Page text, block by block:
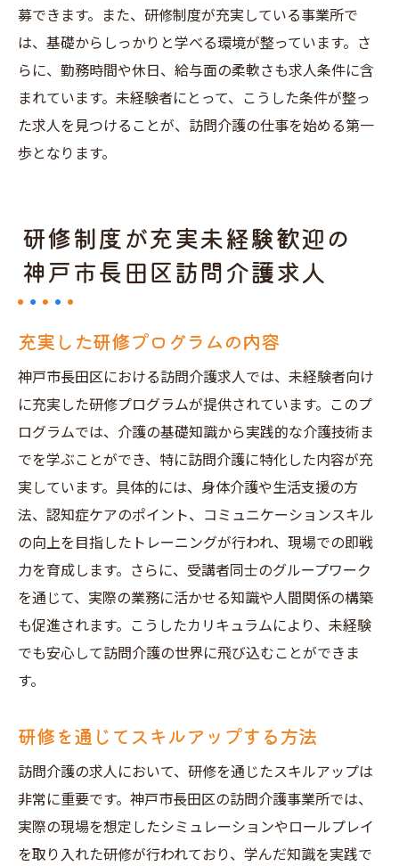
募できます。また、研修制度が充実している事業所で
は、基礎からしっかりと学べる環境が整っています。さ
らに、勤務時間や休日、給与面の柔軟さも求人条件に含
まれています。未経験者にとって、こうした条件が整っ
た求人を見つけることが、訪問介護の仕事を始める第一
歩となります。
研修制度が充実未経験歓迎の
神戸市長田区訪問介護求人
充実した研修プログラムの内容
神戸市長田区における訪問介護求人では、未経験者向け
に充実した研修プログラムが提供されています。このプ
ログラムでは、介護の基礎知識から実践的な介護技術ま
でを学ぶことができ、特に訪問介護に特化した内容が充
実しています。具体的には、身体介護や生活支援の方
法、認知症ケアのポイント、コミュニケーションスキル
の向上を目指したトレーニングが行われ、現場での即戦
力を育成します。さらに、受講者同士のグループワーク
を通じて、実際の業務に活かせる知識や人間関係の構築
も促進されます。こうしたカリキュラムにより、未経験
でも安心して訪問介護の世界に飛び込むことができま
す。
研修を通じてスキルアップする方法
訪問介護の求人において、研修を通じたスキルアップは
非常に重要です。神戸市長田区の訪問介護事業所では、
実際の現場を想定したシミュレーションやロールプレイ
を取り入れた研修が行われており、学んだ知識を実践で